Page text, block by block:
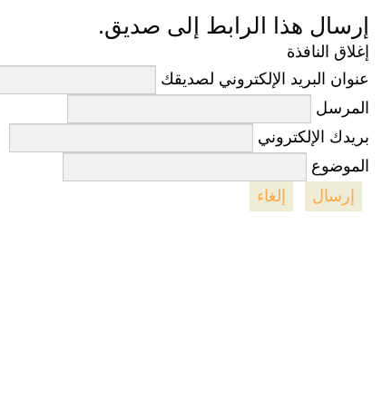
إرسال هذا الرابط إلى صديق.
إغلاق النافذة
عنوان البريد الإلكتروني لصديقك
المرسل
بريدك الإلكتروني
الموضوع
إرسال
إلغاء